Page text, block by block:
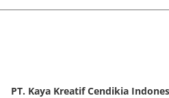
PT. Kaya Kreatif Cendikia